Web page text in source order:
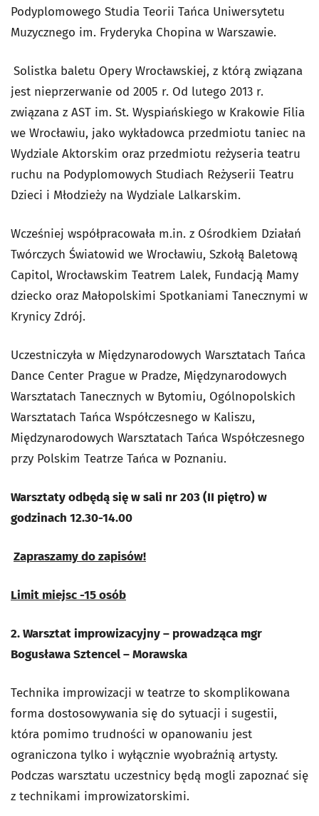
Podyplomowego Studia Teorii Tańca Uniwersytetu
Muzycznego im. Fryderyka Chopina w Warszawie.
Solistka baletu Opery Wrocławskiej, z którą związana
jest nieprzerwanie od 2005 r. Od lutego 2013 r.
związana z AST im. St. Wyspiańskiego w Krakowie Filia
we Wrocławiu, jako wykładowca przedmiotu taniec na
Wydziale Aktorskim oraz przedmiotu reżyseria teatru
ruchu na Podyplomowych Studiach Reżyserii Teatru
Dzieci i Młodzieży na Wydziale Lalkarskim.
Wcześniej współpracowała m.in. z Ośrodkiem Działań
Twórczych Światowid we Wrocławiu, Szkołą Baletową
Capitol, Wrocławskim Teatrem Lalek, Fundacją Mamy
dziecko oraz Małopolskimi Spotkaniami Tanecznymi w
Krynicy Zdrój.
Uczestniczyła w Międzynarodowych Warsztatach Tańca
Dance Center Prague w Pradze, Międzynarodowych
Warsztatach Tanecznych w Bytomiu, Ogólnopolskich
Warsztatach Tańca Współczesnego w Kaliszu,
Międzynarodowych Warsztatach Tańca Współczesnego
przy Polskim Teatrze Tańca w Poznaniu.
Warsztaty odbędą się w sali nr 203 (II piętro) w
godzinach 12.30-14.00
Zapraszamy do zapisów!
Limit miejsc -15 osób
2. Warsztat improwizacyjny – prowadząca mgr
Bogusława Sztencel – Morawska
Technika improwizacji w teatrze to skomplikowana
forma dostosowywania się do sytuacji i sugestii,
która pomimo trudności w opanowaniu jest
ograniczona tylko i wyłącznie wyobraźnią artysty.
Podczas warsztatu uczestnicy będą mogli zapoznać się
z technikami improwizatorskimi.